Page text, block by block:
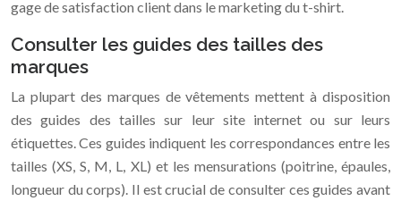
gage de satisfaction client dans le marketing du t-shirt.
Consulter les guides des tailles des
marques
La plupart des marques de vêtements mettent à disposition
des guides des tailles sur leur site internet ou sur leurs
étiquettes. Ces guides indiquent les correspondances entre les
tailles (XS, S, M, L, XL) et les mensurations (poitrine, épaules,
longueur du corps). Il est crucial de consulter ces guides avant